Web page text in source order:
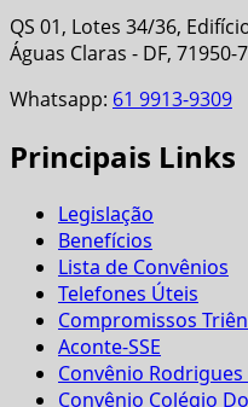
QS 01, Lotes 34/36,
Águas Claras - DF, 71950-
Whatsapp: 61 9913-9309
Principais Links
Legislação
Benefícios
Lista de Convênios
Telefones Úteis
Compromissos
Aconte-SSE
Convênio
Convênio Colégio